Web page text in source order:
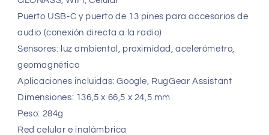
Puerto USB-C y puerto de 13 pines para accesorios de
audio (conexión directa a la radio)
Sensores: luz ambiental, proximidad, acelerómetro,
geomagnético
Aplicaciones incluidas: Google, RugGear Assistant
Dimensiones: 136,5 x 66,5 x 24,5 mm
Peso: 284g
Red celular e inalámbrica